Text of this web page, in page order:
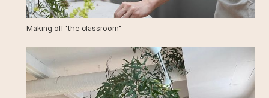
Making off "the classroom"